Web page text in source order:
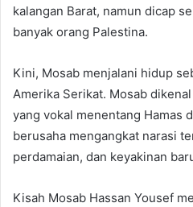
kalangan Barat, namun dicap
banyak orang Palestina.
Kini, Mosab menjalani hidup
Amerika Serikat. Mosab
yang vokal menentang Hamas
berusaha mengangkat narasi
perdamaian, dan keyakinan
Kisah Mosab Hassan Yousef